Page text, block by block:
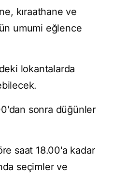
kıraathane ve
umumi eğlence
lokantalarda
sonra düğünler
saat 18.00'a kadar
seçimler ve